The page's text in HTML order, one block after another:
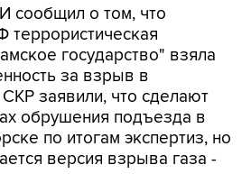
сообщил о том, что
государство" взяла
за взрыв в
заявили, что сделают
обрушения подъезда в
по итогам экспертиз, но
версия взрыва газа -